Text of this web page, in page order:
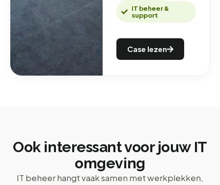
IT beheer &
support
Case lezen
Ook interessant voor jouw IT
omgeving
IT beheer hangt vaak samen met werkplekken,